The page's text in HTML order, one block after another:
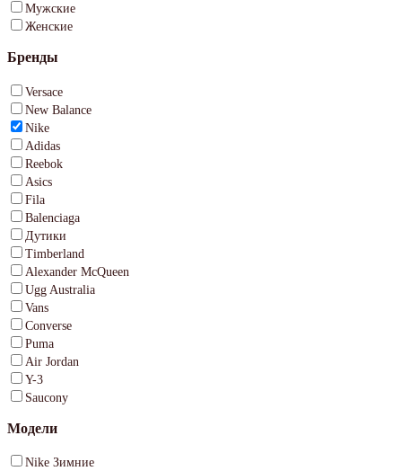
Мужские
Женские
Бренды
Versace
New Balance
Nike
Adidas
Reebok
Asics
Fila
Balenciaga
Дутики
Timberland
Alexander McQueen
Ugg Australia
Vans
Converse
Puma
Air Jordan
Y-3
Saucony
Модели
Nike Зимние